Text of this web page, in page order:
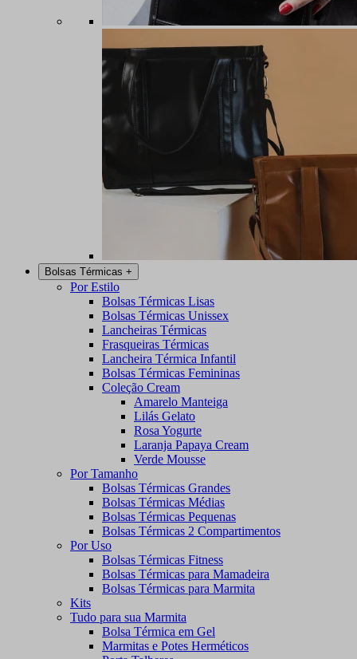
Bolsas Térmicas +
Por Estilo
Bolsas Térmicas Lisas
Bolsas Térmicas Unissex
Lancheiras Térmicas
Frasqueiras Térmicas
Lancheira Térmica Infantil
Bolsas Térmicas Femininas
Coleção Cream
Amarelo Manteiga
Lilás Gelato
Rosa Yogurte
Laranja Papaya Cream
Verde Mousse
Por Tamanho
Bolsas Térmicas Grandes
Bolsas Térmicas Médias
Bolsas Térmicas Pequenas
Bolsas Térmicas 2 Compartimentos
Por Uso
Bolsas Térmicas Fitness
Bolsas Térmicas para Mamadeira
Bolsas Térmicas para Marmita
Kits
Tudo para sua Marmita
Bolsa Térmica em Gel
Marmitas e Potes Herméticos